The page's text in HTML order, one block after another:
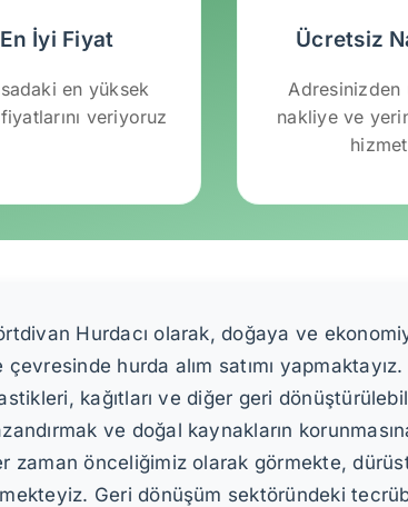
En İyi Fiyat
en yüksek
veriyoruz
Ücretsiz
Adresinizden
nakliye ve
Hurdacı olarak, doğaya ve
çevresinde hurda alım satımı
kağıtları ve diğer geri
ve doğal kaynakların
zaman önceliğimiz olarak görmekte,
Geri dönüşüm sektöründeki